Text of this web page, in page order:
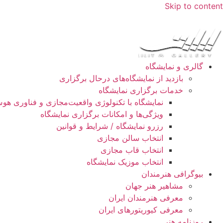
Skip to content
گالری و نمایشگاه
بازدید از نمایشگاه‌های درحال برگزاری
خدمات برگزاری نمایشگاه
نمایشگاه با تکنولوژی واقعیت‌مجازی و فناوری
ویژگی‌ها و امکانات برگزاری نمایشگاه
رزرو نمایشگاه / شرایط و قوانین
انتخاب سالن مجازی
انتخاب قاب مجازی
انتخاب موزیک نمایشگاه
بیوگرافی هنرمندان
مشاهیر هنر جهان
معرفی هنرمندان ایران
معرفی کیوریتورهای ایران